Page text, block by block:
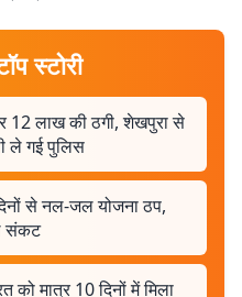
स्टोरी
12 लाख की ठगी, शेखपुरा से
ले गई पुलिस
से नल-जल योजना ठप,
संकट
मात्र 10 दिनों में मिला